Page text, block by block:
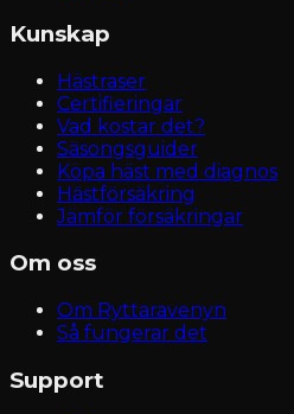
Kunskap
Hästraser
Certifieringar
Vad kostar det?
Säsongsguider
Köpa häst med diagnos
Hästförsäkring
Jämför försäkringar
Om oss
Om Ryttaravenyn
Så fungerar det
Support